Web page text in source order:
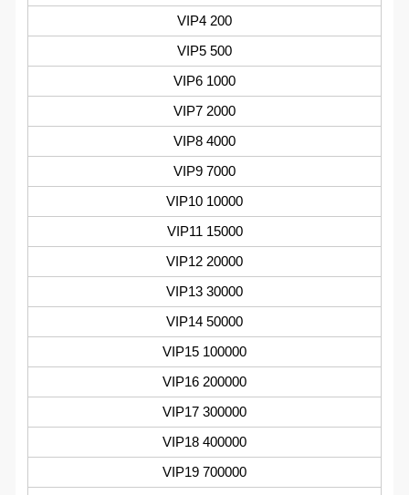
VIP4 200
VIP5 500
VIP6 1000
VIP7 2000
VIP8 4000
VIP9 7000
VIP10 10000
VIP11 15000
VIP12 20000
VIP13 30000
VIP14 50000
VIP15 100000
VIP16 200000
VIP17 300000
VIP18 400000
VIP19 700000